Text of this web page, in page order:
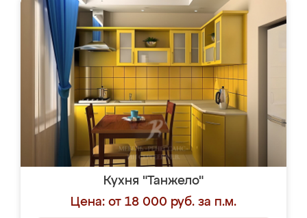
Кухня "Танжело"
Цена: от 18 000 руб. за п.м.